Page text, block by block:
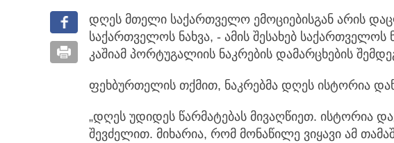
დღეს მთელი საქართველო ემოციებისგან არის
საქართველოს ნახვა, - ამის შესახებ საქართველოს
კაშიამ პორტუგალიის ნაკრების დამარცხების
ფეხბურთელის თქმით, ნაკრებმა დღეს ისტორია
„დღეს უდიდეს წარმატებას მივაღწიეთ. ისტორია
შევძელით. მიხარია, რომ მონაწილე ვიყავი ამ